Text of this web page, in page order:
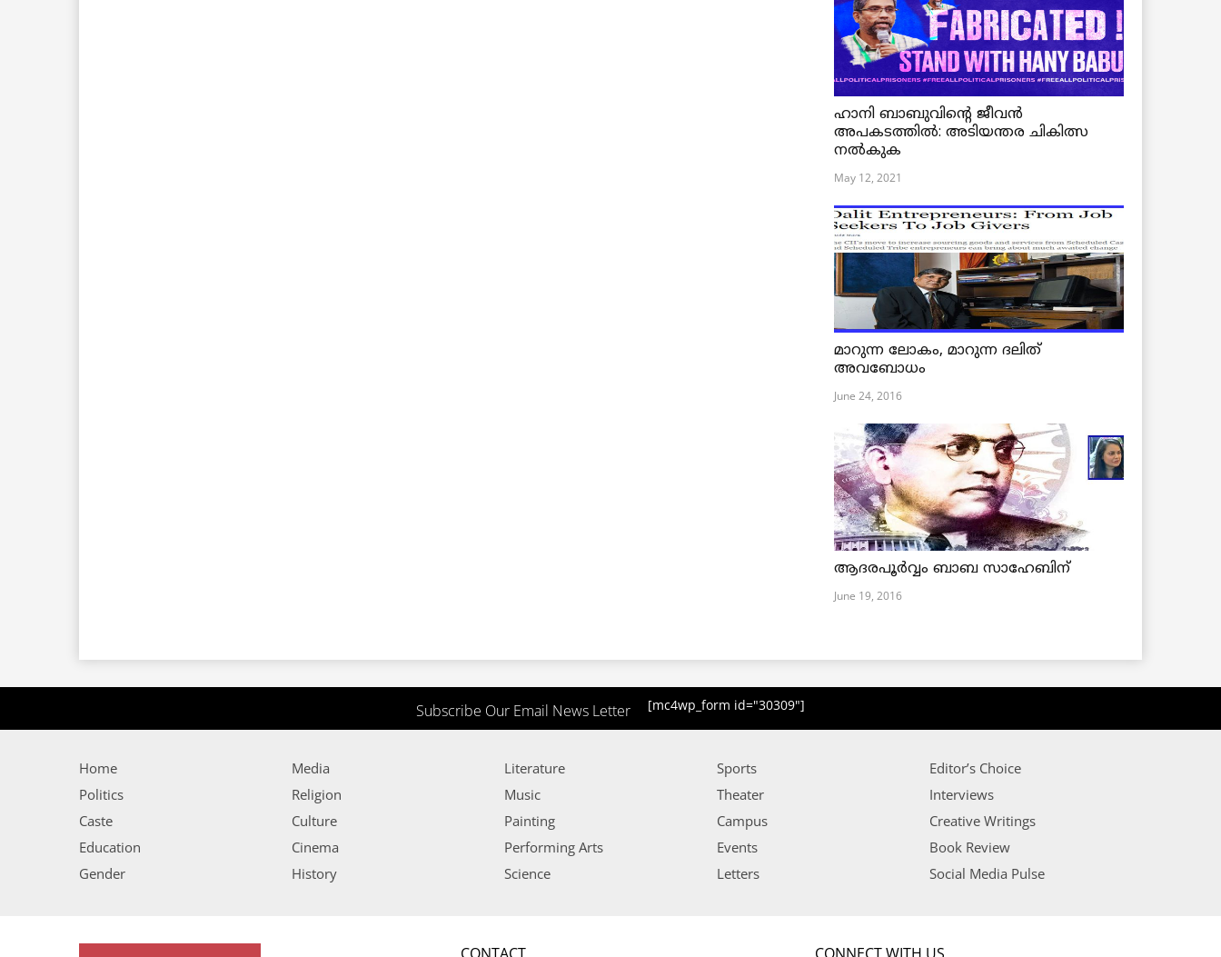
ഹാനി ബാബുവിന്റെ ജീവൻ
അപകടത്തിൽ: അടിയന്തര ചികിത്സ
നൽകുക
May 12, 2021
മാറുന്ന ലോകം, മാറുന്ന ദലിത്
അവബോധം
June 24, 2016
ആദരപൂര്‍വ്വം ബാബ സാഹേബിന്
June 19, 2016
Subscribe Our Email News Letter [mc4wp_form id="30309"]
Home
Politics
Caste
Education
Gender
Media
Religion
Culture
Cinema
History
Literature
Music
Painting
Performing Arts
Science
Sports
Theater
Campus
Events
Letters
Editor’s Choice
Interviews
Creative Writings
Book Review
Social Media Pulse